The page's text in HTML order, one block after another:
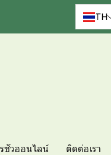
TH
ชัวออนไลน์ ติดต่อเรา